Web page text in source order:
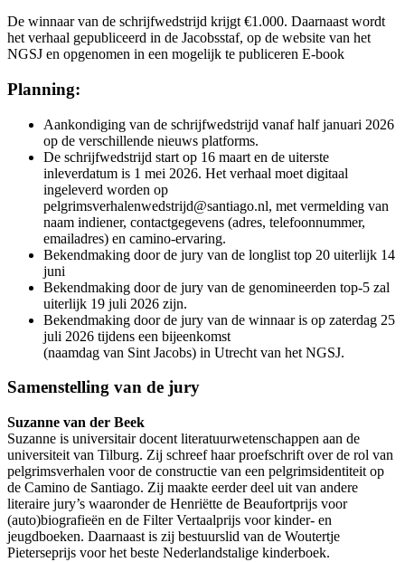
De winnaar van de schrijfwedstrijd krijgt €1.000. Daarnaast wordt
het verhaal gepubliceerd in de Jacobsstaf, op de website van het
NGSJ en opgenomen in een mogelijk te publiceren E-book
Planning:
Aankondiging van de schrijfwedstrijd vanaf half januari 2026
op de verschillende nieuws platforms.
De schrijfwedstrijd start op 16 maart en de uiterste
inleverdatum is 1 mei 2026. Het verhaal moet digitaal
ingeleverd worden op
pelgrimsverhalenwedstrijd@santiago.nl, met vermelding van
naam indiener, contactgegevens (adres, telefoonnummer,
emailadres) en camino-ervaring.
Bekendmaking door de jury van de longlist top 20 uiterlijk 14
juni
Bekendmaking door de jury van de genomineerden top-5 zal
uiterlijk 19 juli 2026 zijn.
Bekendmaking door de jury van de winnaar is op zaterdag 25
juli 2026 tijdens een bijeenkomst
(naamdag van Sint Jacobs) in Utrecht van het NGSJ.
Samenstelling van de jury
Suzanne van der Beek
Suzanne is universitair docent literatuurwetenschappen aan de
universiteit van Tilburg. Zij schreef haar proefschrift over de rol van
pelgrimsverhalen voor de constructie van een pelgrimsidentiteit op
de Camino de Santiago. Zij maakte eerder deel uit van andere
literaire jury’s waaronder de Henriëtte de Beaufortprijs voor
(auto)biografieën en de Filter Vertaalprijs voor kinder- en
jeugdboeken. Daarnaast is zij bestuurslid van de Woutertje
Pieterseprijs voor het beste Nederlandstalige kinderboek.